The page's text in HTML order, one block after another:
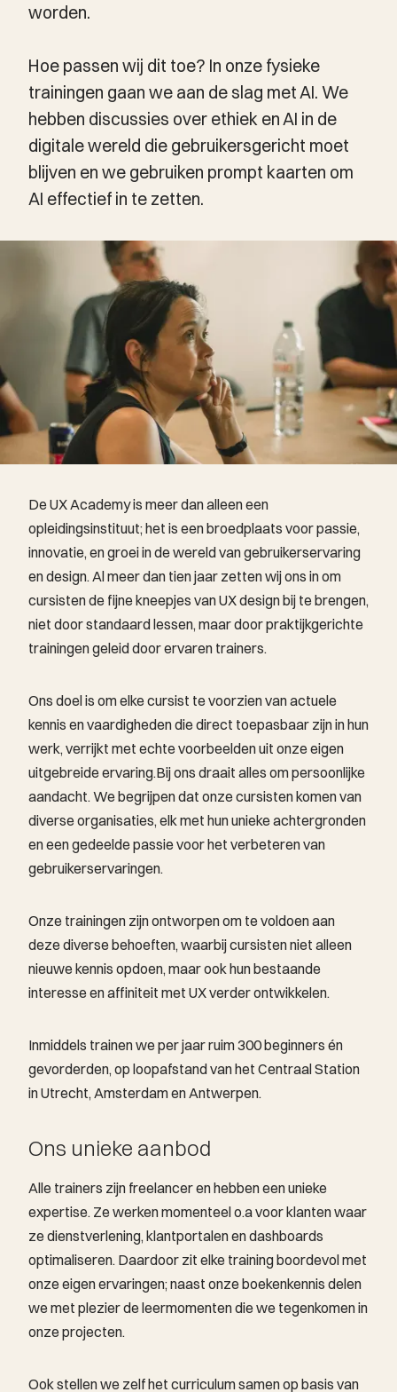
worden.
Hoe passen wij dit toe? In onze fysieke
trainingen gaan we aan de slag met AI. We
hebben discussies over ethiek en AI in de
digitale wereld die gebruikersgericht moet
blijven en we gebruiken prompt kaarten om
AI effectief in te zetten.
De UX Academy is meer dan alleen een
opleidingsinstituut; het is een broedplaats voor passie,
innovatie, en groei in de wereld van gebruikerservaring
en design. Al meer dan tien jaar zetten wij ons in om
cursisten de fijne kneepjes van UX design bij te brengen,
niet door standaard lessen, maar door praktijkgerichte
trainingen geleid door ervaren trainers.
Ons doel is om elke cursist te voorzien van actuele
kennis en vaardigheden die direct toepasbaar zijn in hun
werk, verrijkt met echte voorbeelden uit onze eigen
uitgebreide ervaring.Bij ons draait alles om persoonlijke
aandacht. We begrijpen dat onze cursisten komen van
diverse organisaties, elk met hun unieke achtergronden
en een gedeelde passie voor het verbeteren van
gebruikerservaringen.
Onze trainingen zijn ontworpen om te voldoen aan
deze diverse behoeften, waarbij cursisten niet alleen
nieuwe kennis opdoen, maar ook hun bestaande
interesse en affiniteit met UX verder ontwikkelen.
Inmiddels trainen we per jaar ruim 300 beginners én
gevorderden, op loopafstand van het Centraal Station
in Utrecht, Amsterdam en Antwerpen.
Ons unieke aanbod
Alle trainers zijn freelancer en hebben een unieke
expertise. Ze werken momenteel o.a voor klanten waar
ze dienstverlening, klantportalen en dashboards
optimaliseren. Daardoor zit elke training boordevol met
onze eigen ervaringen; naast onze boekenkennis delen
we met plezier de leermomenten die we tegenkomen in
onze projecten.
Ook stellen we zelf het curriculum samen op basis van